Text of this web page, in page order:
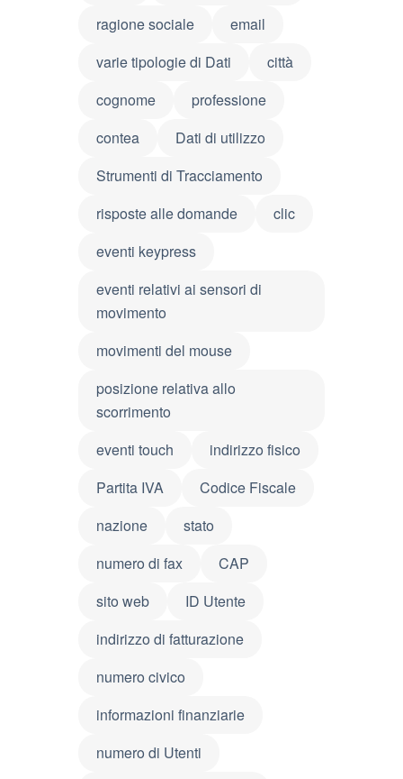
ragione sociale
email
varie tipologie di Dati
città
cognome
professione
contea
Dati di utilizzo
Strumenti di Tracciamento
risposte alle domande
clic
eventi keypress
eventi relativi ai sensori di
movimento
movimenti del mouse
posizione relativa allo
scorrimento
eventi touch
indirizzo fisico
Partita IVA
Codice Fiscale
nazione
stato
numero di fax
CAP
sito web
ID Utente
indirizzo di fatturazione
numero civico
informazioni finanziarie
numero di Utenti